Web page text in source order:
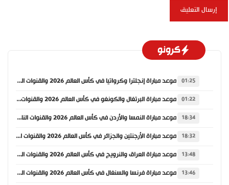
كرونو
01:25 موعد مباراة إنجلترا وكرواتيا في كأس العالم 2026 والقنوات الناقلة
01:22 موعد مباراة البرتغال والكونغو في كأس العالم 2026 والقنوات الناقلة
18:34 موعد مباراة النمسا والأردن في كأس العالم 2026 والقنوات الناقلة
18:32 موعد مباراة الأرجنتين والجزائر في كأس العالم 2026 والقنوات الناقلة
13:48 موعد مباراة العراق والنرويج في كأس العالم 2026 والقنوات الناقلة
13:46 موعد مباراة فرنسا والسنغال في كأس العالم 2026 والقنوات الناقلة